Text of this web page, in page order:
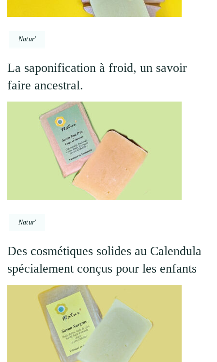
Natur'
La saponification à froid, un savoir
faire ancestral.
Natur'
Des cosmétiques solides au Calendula
spécialement conçus pour les enfants